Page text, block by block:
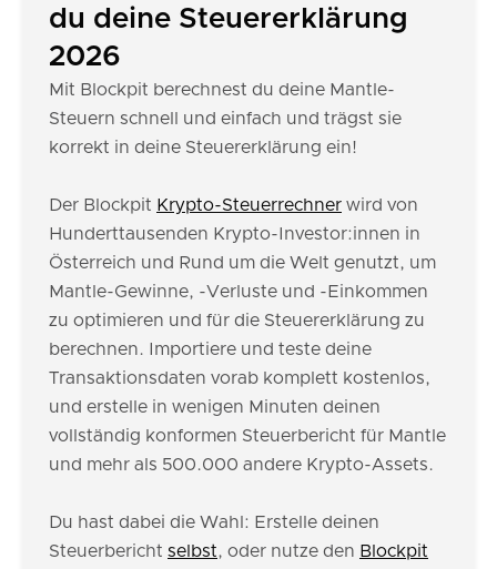
du deine Steuererklärung
2026
Mit Blockpit berechnest du deine Mantle-
Steuern schnell und einfach und trägst sie
korrekt in deine Steuererklärung ein!
Der Blockpit Krypto-Steuerrechner wird von
Hunderttausenden Krypto-Investor:innen in
Österreich und Rund um die Welt genutzt, um
Mantle-Gewinne, -Verluste und -Einkommen
zu optimieren und für die Steuererklärung zu
berechnen. Importiere und teste deine
Transaktionsdaten vorab komplett kostenlos,
und erstelle in wenigen Minuten deinen
vollständig konformen Steuerbericht für Mantle
und mehr als 500.000 andere Krypto-Assets.
Du hast dabei die Wahl: Erstelle deinen
Steuerbericht selbst, oder nutze den Blockpit